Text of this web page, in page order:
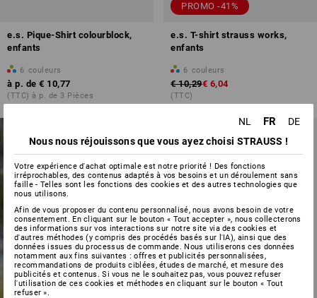
e.s. Pique-Shirt colourblock,
enfants
6 couleurs
à p. de € 10,77
(TTC) à p. de 3 Pièces
PROMO -41%
e.s. T-shirt strauss works,
enfants
6 couleurs
€ 10,29€ 6,04
(TTC)
NOUVEAU
NOUVEAUTÉS
POUR LES
ENFANTS
découvrir maintenant
NL FR
DE
Nous nous réjouissons que vous ayez choisi STRAUSS !
Votre expérience d'achat optimale est notre priorité ! Des fonctions
irréprochables, des contenus adaptés à vos besoins et un déroulement sans
faille - Telles sont les fonctions des cookies et des autres technologies que
nous utilisons.
Afin de vous proposer du contenu personnalisé, nous avons besoin de votre
consentement. En cliquant sur le bouton « Tout accepter », nous collecterons
des informations sur vos interactions sur notre site via des cookies et
d'autres méthodes (y compris des procédés basés sur l'IA), ainsi que des
données issues du processus de commande. Nous utiliserons ces données
notamment aux fins suivantes : offres et publicités personnalisées,
recommandations de produits ciblées, études de marché, et mesure des
publicités et contenus. Si vous ne le souhaitez pas, vous pouvez refuser
l'utilisation de ces cookies et méthodes en cliquant sur le bouton « Tout
refuser ».